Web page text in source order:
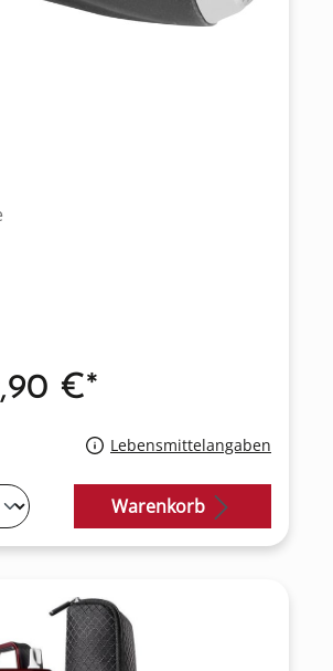
Lebensmittelangaben
€*
Warenkorb